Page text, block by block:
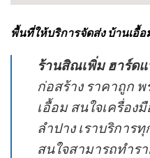
พื้นที่ให้บริการจัดส่ง บ้านเอื้อ
ร้านสิณเพิ่ม ฮาร์ดแ
ก่อสร้าง ราคาถูก
เอื้อม สนใจเครื่อง
ลำปาง เราบริการ
สนใจสามารถทำร